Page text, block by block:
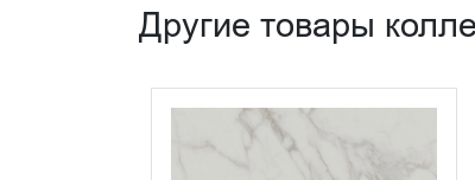
Другие товары